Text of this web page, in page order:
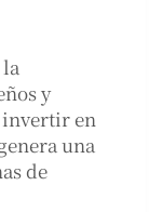
y
invertir en
una
de